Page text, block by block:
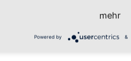
mehr
Powered by &